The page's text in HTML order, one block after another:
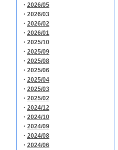
・ 2026/05
・ 2026/03
・ 2026/02
・ 2026/01
・ 2025/10
・ 2025/09
・ 2025/08
・ 2025/06
・ 2025/04
・ 2025/03
・ 2025/02
・ 2024/12
・ 2024/10
・ 2024/09
・ 2024/08
・ 2024/06